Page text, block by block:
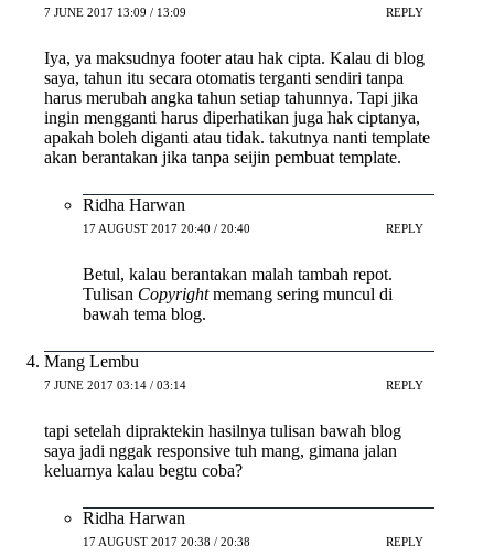
7 JUNE 2017 13:09 / 13:09 REPLY
Iya, ya maksudnya footer atau hak cipta. Kalau di blog
saya, tahun itu secara otomatis terganti sendiri tanpa
harus merubah angka tahun setiap tahunnya. Tapi jika
ingin mengganti harus diperhatikan juga hak ciptanya,
apakah boleh diganti atau tidak. takutnya nanti template
akan berantakan jika tanpa seijin pembuat template.
Ridha Harwan
17 AUGUST 2017 20:40 / 20:40 REPLY
Betul, kalau berantakan malah tambah repot.
Tulisan Copyrightmemang sering muncul di
bawah tema blog.
Mang Lembu
7 JUNE 2017 03:14 / 03:14 REPLY
tapi setelah dipraktekin hasilnya tulisan bawah blog
saya jadi nggak responsive tuh mang, gimana jalan
keluarnya kalau begtu coba?
Ridha Harwan
17 AUGUST 2017 20:38 / 20:38 REPLY